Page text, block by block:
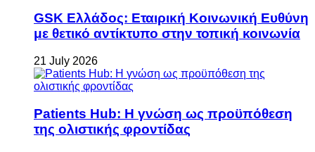
GSK Ελλάδος: Εταιρική Κοινωνική Ευθύνη
με θετικό αντίκτυπο στην τοπική κοινωνία
21 July 2026
Patients Hub: Η γνώση ως προϋπόθεση
της ολιστικής φροντίδας